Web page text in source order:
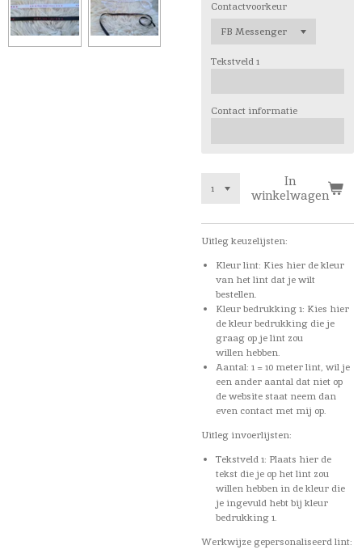
Contactvoorkeur
Tekstveld 1
Contact informatie
In
winkelwagen
Uitleg keuzelijsten:
Kleur lint: Kies hier de kleur
van het lint dat je wilt
bestellen.
Kleur bedrukking 1: Kies hier
de kleur bedrukking die je
graag op je lint zou
willen hebben.
Aantal: 1 = 10 meter lint, wil je
een ander aantal dat niet op
de website staat neem dan
even contact met mij op.
Uitleg invoerlijsten:
Tekstveld 1: Plaats hier de
tekst die je op het lint zou
willen hebben in de kleur die
je ingevuld hebt bij kleur
bedrukking 1.
Werkwijze gepersonaliseerd lint: